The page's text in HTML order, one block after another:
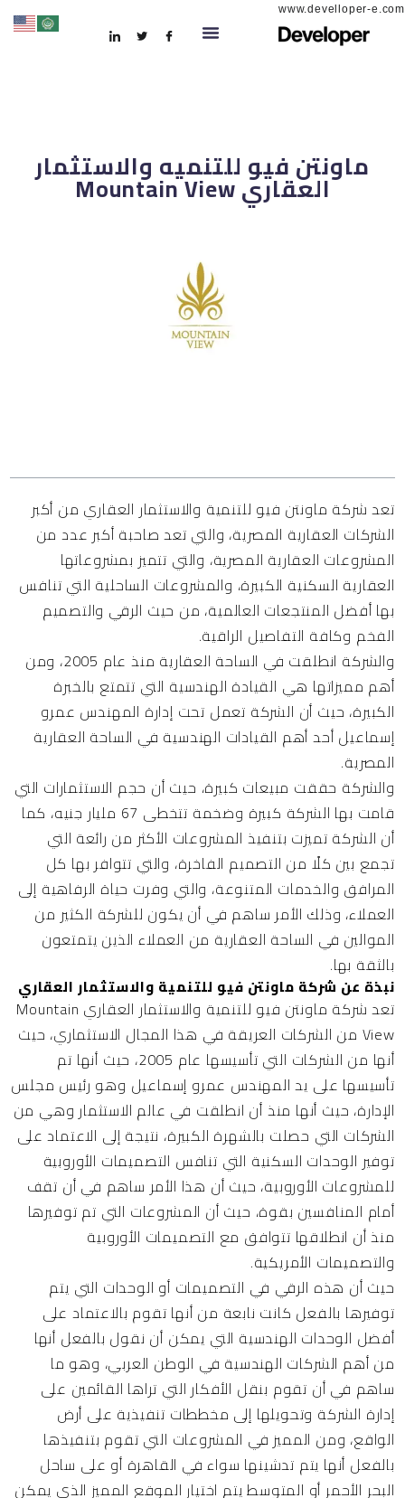
www.develloper-e.com
ماونتن فيو للتنميه والاستثمار
العقاري Mountain View
تعد شركة ماونتن فيو للتنمية والاستثمار العقاري من أكبر
الشركات العقارية المصرية، والتي تعد صاحبة أكبر عدد من
المشروعات العقارية المصرية، والتي تتميز بمشروعاتها
العقارية السكنية الكبيرة، والمشروعات الساحلية التي تنافس
بها أفضل المنتجعات العالمية، من حيث الرقي والتصميم
الفخم وكافة التفاصيل الراقية.
والشركة انطلقت في الساحة العقارية منذ عام 2005، ومن
أهم مميزاتها هي القيادة الهندسية التي تتمتع بالخبرة
الكبيرة، حيث أن الشركة تعمل تحت إدارة المهندس عمرو
إسماعيل أحد أهم القيادات الهندسية في الساحة العقارية
المصرية.
والشركة حققت مبيعات كبيرة، حيث أن حجم الاستثمارات التي
قامت بها الشركة كبيرة وضخمة تتخطى 67 مليار جنيه، كما
أن الشركة تميزت بتنفيذ المشروعات الأكثر من رائعة التي
تجمع بين كلًا من التصميم الفاخرة، والتي تتوافر بها كل
المرافق والخدمات المتنوعة، والتي وفرت حياة الرفاهية إلى
العملاء، وذلك الأمر ساهم في أن يكون للشركة الكثير من
الموالين في الساحة العقارية من العملاء الذين يتمتعون
بالثقة بها.
نبذة عن شركة ماونتن فيو للتنمية والاستثمار العقاري
تعد شركة ماونتن فيو للتنمية والاستثمار العقاري Mountain
View من الشركات العريقة في هذا المجال الاستثماري، حيث
أنها من الشركات التي تأسيسها عام 2005، حيث أنها تم
تأسيسها على يد المهندس عمرو إسماعيل وهو رئيس مجلس
الإدارة، حيث أنها منذ أن انطلقت في عالم الاستثمار وهي من
الشركات التي حصلت بالشهرة الكبيرة، نتيجة إلى الاعتماد على
توفير الوحدات السكنية التي تنافس التصميمات الأوروبية
للمشروعات الأوروبية، حيث أن هذا الأمر ساهم في أن تقف
أمام المنافسين بقوة، حيث أن المشروعات التي تم توفيرها
منذ أن انطلاقها تتوافق مع التصميمات الأوروبية
والتصميمات الأمريكية.
حيث أن هذه الرقي في التصميمات أو الوحدات التي يتم
توفيرها بالفعل كانت نابعة من أنها تقوم بالاعتماد على
أفضل الوحدات الهندسية التي يمكن أن نقول بالفعل أنها
من أهم الشركات الهندسية في الوطن العربي، وهو ما
ساهم في أن تقوم بنقل الأفكار التي تراها القائمين على
إدارة الشركة وتحويلها إلى مخططات تنفيذية على أرض
الواقع، ومن المميز في المشروعات التي تقوم بتنفيذها
بالفعل أنها يتم تدشينها سواء في القاهرة أو على ساحل
البحر الأحمر أو المتوسط يتم اختيار الموقع المميز الذي يمكن